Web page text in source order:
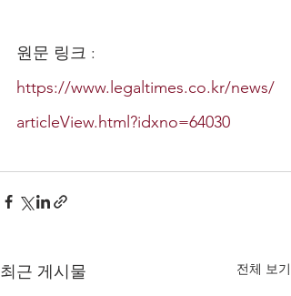
원문 링크 :
https://www.legaltimes.co.kr/news/
articleView.html?idxno=64030
최근 게시물 전체 보기